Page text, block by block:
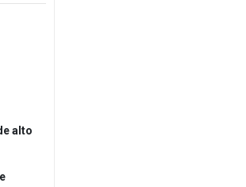
alto